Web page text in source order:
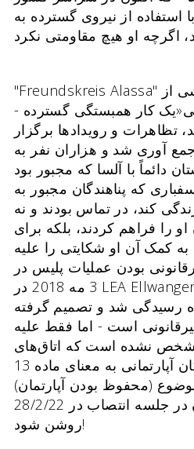
از نیروی گسترده به
"Freundskreis Alassa" به عنوان بخشی از
«یک کار همبستگی گسترده -
تظاهرات و رویدادها برگزار
آوری شد و هزاران نفر به
دائماً با آلسا که مجبور بود
که پناهندگان مجبور به
کند، در تماس بودند و نه
او را فراهم کردند، بلکه برای
به کمک آن او شکایتی را علیه
بودن عملیات پلیس در
3 مه 2018 در LEA Ellwangen تنظیم کرد. این دعوی
در دادگاه رسیدگی شد و تصمیم گرفته
است - اما فقط علیه
نشده است که اتاق‌های
اسکان پناهندگان آپارتمانی به معنای ماده 13 GG
(محفوظ بودن آپارتمان) است. . امیدوارم این موضوع
برای همه پناهندگان در جلسه انتصاب در 28/2/22
روشن شود!